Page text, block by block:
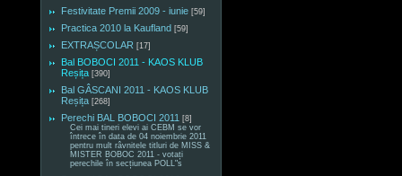
Festivitate Premii 2009 - iunie [59]
Practica 2010 la Kaufland [59]
EXTRAȘCOLAR [17]
Bal BOBOCI 2011 - KAOS KLUB
Reșița [390]
Bal GÂSCANI 2011 - KAOS KLUB
Reșița [268]
Perechi BAL BOBOCI 2011 [8]
Cei mai tineri elevi ai CEBM se vor
întrece în data de 04 noiembrie 2011
pentru mult râvnitele titluri de MISS &
MISTER BOBOC 2011 - votați
perechile în secțiunea POLL"s